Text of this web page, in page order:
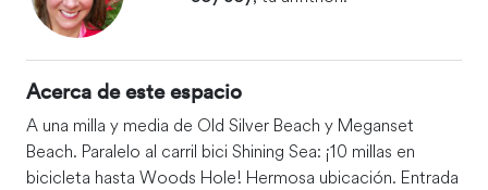
Acerca de este espacio
A una milla y media de Old Silver Beach y Meganset
Beach. Paralelo al carril bici Shining Sea: ¡10 millas en
bicicleta hasta Woods Hole! Hermosa ubicación. Entrada